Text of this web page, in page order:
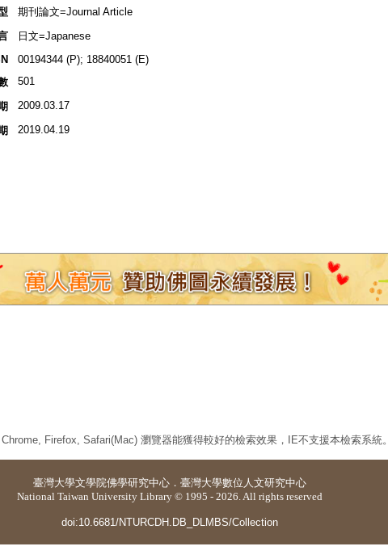
期刊論文=Journal Article
日文=Japanese
00194344 (P); 18840051 (E)
501
2009.03.17
2019.04.19
Firefox, Safari(Mac) 瀏覽器能獲得較好的檢索效果，IE不支援本檢索系統。
臺灣大學文學院佛學研究中心 ． 臺灣大學數位人文研究中心
National Taiwan University Library © 1995 - 2026. All rights reserved
doi:10.6681/NTURCDH.DB_DLMBS/Collection